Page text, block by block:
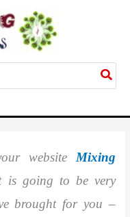
website Mixing
is going to be very
brought for you –